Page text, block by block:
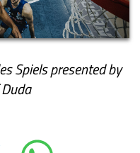
Spiels presented by